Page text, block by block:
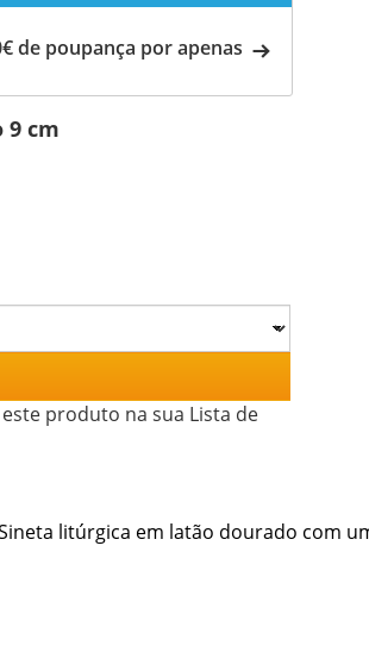
de poupança por apenas
cm
produto na sua Lista de
litúrgica em latão dourado com